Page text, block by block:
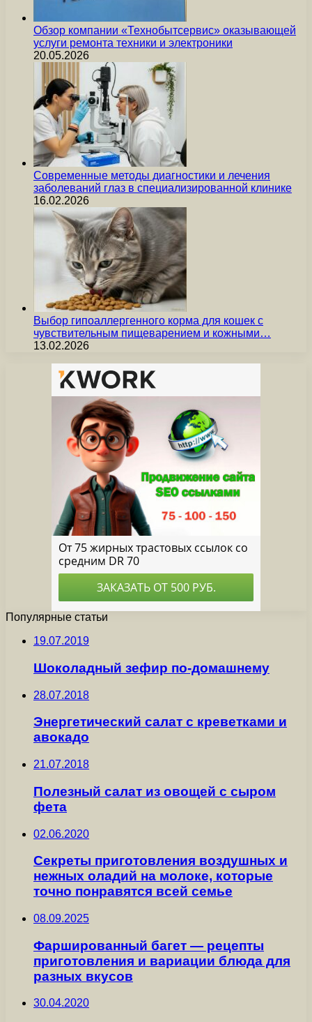
Обзор компании «Технобытсервис» оказывающей
услуги ремонта техники и электроники
20.05.2026
Современные методы диагностики и лечения
заболеваний глаз в специализированной клинике
16.02.2026
Выбор гипоаллергенного корма для кошек с
чувствительным пищеварением и кожными…
13.02.2026
Популярные статьи
19.07.2019
Шоколадный зефир по-домашнему
28.07.2018
Энергетический салат с креветками и
авокадо
21.07.2018
Полезный салат из овощей с сыром
фета
02.06.2020
Секреты приготовления воздушных и
нежных оладий на молоке, которые
точно понравятся всей семье
08.09.2025
Фаршированный багет — рецепты
приготовления и вариации блюда для
разных вкусов
30.04.2020